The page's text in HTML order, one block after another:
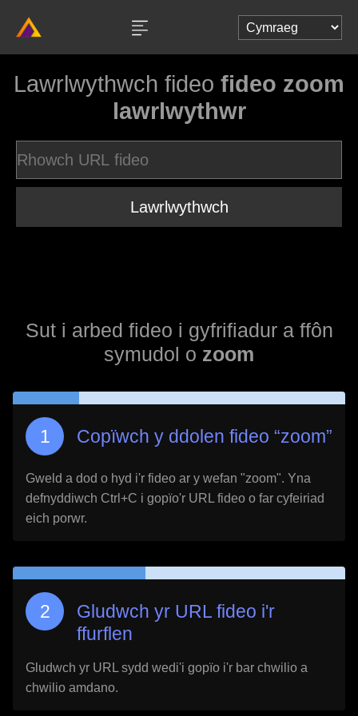
Lawrlwythwch fideo fideo zoom
lawrlwythwr
Lawrlwythwch
Sut i arbed fideo i gyfrifiadur a ffôn
symudol o zoom
Copïwch y ddolen fideo “zoom”
Gweld a dod o hyd i'r fideo ar y wefan "zoom". Yna
defnyddiwch Ctrl+C i gopïo'r URL fideo o far cyfeiriad
eich porwr.
Gludwch yr URL fideo i'r
ffurflen
Gludwch yr URL sydd wedi'i gopïo i'r bar chwilio a
chwilio amdano.